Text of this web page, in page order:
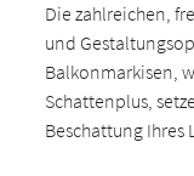
Die zahlreichen,
und
Balkonmarkisen,
Schattenplus,
Beschattung Ihres